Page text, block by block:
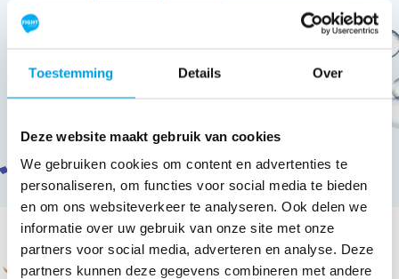
Toestemming Details Over
Deze website maakt gebruik van cookies
We gebruiken cookies om content en advertenties te
personaliseren, om functies voor social media te bieden
en om ons websiteverkeer te analyseren. Ook delen we
informatie over uw gebruik van onze site met onze
partners voor social media, adverteren en analyse. Deze
partners kunnen deze gegevens combineren met andere
Caroline
TOON MEER
Ons team